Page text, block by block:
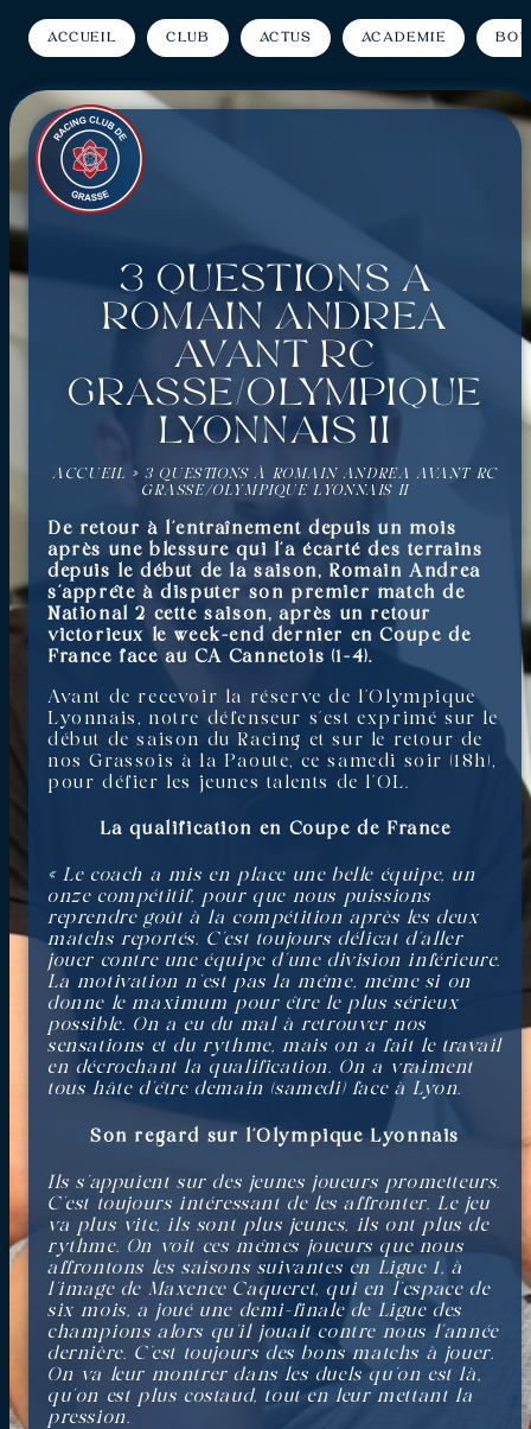
Accueil Club Actus Académie
3 questions à
Romain Andrea
avant RC
Grasse/Olympique
Lyonnais II
ACCUEIL »3 QUESTIONS À ROMAIN ANDREA AVANT RC
GRASSE/OLYMPIQUE LYONNAIS II
De retour à l’entraînement depuis un mois
après une blessure qui l’a écarté des terrains
depuis le début de la saison, Romain Andrea
s’apprête à disputer son premier match de
National 2 cette saison, après un retour
victorieux le week-end dernier en Coupe de
France face au CA Cannetois (1-4).
Avant de recevoir la réserve de l’Olympique
Lyonnais, notre défenseur s’est exprimé sur le
début de saison du Racing et sur le retour de
nos Grassois à la Paoute, ce samedi soir (18h),
pour défier les jeunes talents de l’OL.
La qualification en Coupe de France
« Le coach a mis en place une belle équipe, un
onze compétitif, pour que nous puissions
reprendre goût à la compétition après les deux
matchs reportés. C’est toujours délicat d’aller
jouer contre une équipe d’une division inférieure.
La motivation n’est pas la même, même si on
donne le maximum pour être le plus sérieux
possible. On a eu du mal à retrouver nos
sensations et du rythme, mais on a fait le travail
en décrochant la qualification. On a vraiment
tous hâte d’être demain (samedi) face à Lyon.
Son regard sur l’Olympique Lyonnais
Ils s’appuient sur des jeunes joueurs prometteurs.
C’est toujours intéressant de les affronter. Le jeu
va plus vite, ils sont plus jeunes, ils ont plus de
rythme. On voit ces mêmes joueurs que nous
affrontons les saisons suivantes en Ligue 1, à
l’image de Maxence Caqueret, qui en l’espace de
six mois, a joué une demi-finale de Ligue des
champions alors qu’il jouait contre nous l’année
dernière. C’est toujours des bons matchs à jouer.
On va leur montrer dans les duels qu’on est là,
qu’on est plus costaud, tout en leur mettant la
pression.